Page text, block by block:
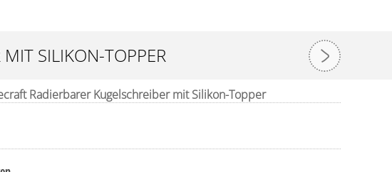
MIT SILIKON-TOPPER
Radierbarer Kugelschreiber mit Silikon-Topper